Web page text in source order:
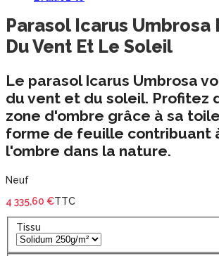
Parasol Icarus Umbrosa
Du Vent Et Le Soleil
Le parasol Icarus Umbrosa
du vent et du soleil. Profitez
zone d'ombre grâce à sa
forme de feuille contribuant
l'ombre dans la nature.
Neuf
4 335,60 €TTC
Tissu